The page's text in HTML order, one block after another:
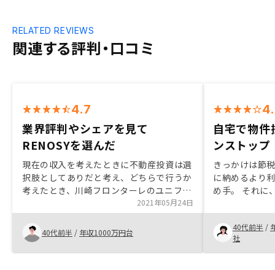
関連する評判・口コミ
RELATED REVIEWS
4.7
業界評判やシェアを見て
RENOSYを選んだ
現在の収入を考えたときに不動産投資は選
択肢としてありだと考え、どちらで行うか
考えたとき、川崎フロンターレのユニフォ
ームをみた上で、RENOSYの業界評判やシ
ェアやアプリ管理が出来る部分ではじめる
ならこちらで行いたいと思いました連絡な
どLINEを活用しているのは今のメッセー
ジアプリシェアを考えると妥当だと思いま
2021年05月24日
40代前半 / 年収1000万円台
自宅で物
ンストップ
きっかけは節
に納めるより
め手。 それに
は、物件探し
単さ。 将来の
算し直しして
40代前半 /
社